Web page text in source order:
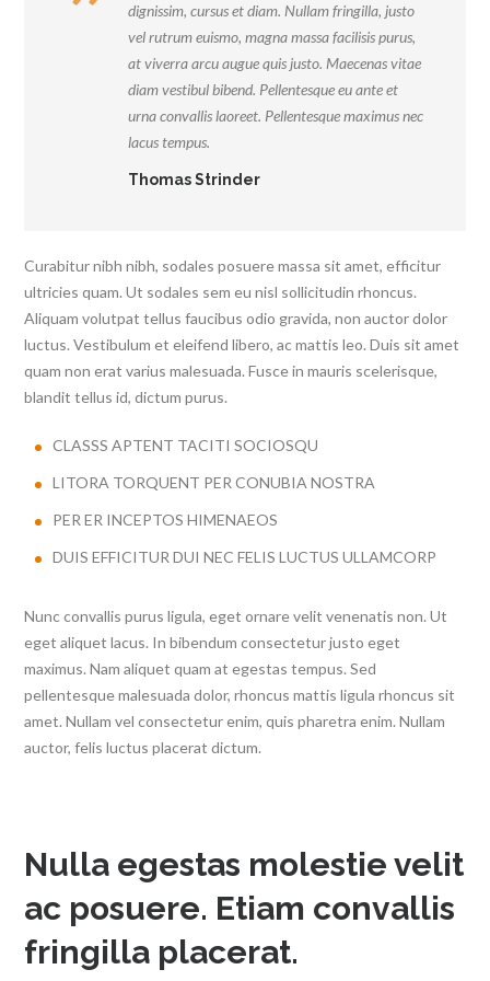
dignissim, cursus et diam. Nullam fringilla, justo
vel rutrum euismo, magna massa facilisis purus,
at viverra arcu augue quis justo. Maecenas vitae
diam vestibul bibend. Pellentesque eu ante et
urna convallis laoreet. Pellentesque maximus nec
lacus tempus.
Thomas Strinder
Curabitur nibh nibh, sodales posuere massa sit amet, efficitur
ultricies quam. Ut sodales sem eu nisl sollicitudin rhoncus.
Aliquam volutpat tellus faucibus odio gravida, non auctor dolor
luctus. Vestibulum et eleifend libero, ac mattis leo. Duis sit amet
quam non erat varius malesuada. Fusce in mauris scelerisque,
blandit tellus id, dictum purus.
CLASSS APTENT TACITI SOCIOSQU
LITORA TORQUENT PER CONUBIA NOSTRA
PER ER INCEPTOS HIMENAEOS
DUIS EFFICITUR DUI NEC FELIS LUCTUS ULLAMCORP
Nunc convallis purus ligula, eget ornare velit venenatis non. Ut
eget aliquet lacus. In bibendum consectetur justo eget
maximus. Nam aliquet quam at egestas tempus. Sed
pellentesque malesuada dolor, rhoncus mattis ligula rhoncus sit
amet. Nullam vel consectetur enim, quis pharetra enim. Nullam
auctor, felis luctus placerat dictum.
Nulla egestas molestie velit
ac posuere. Etiam convallis
fringilla placerat.